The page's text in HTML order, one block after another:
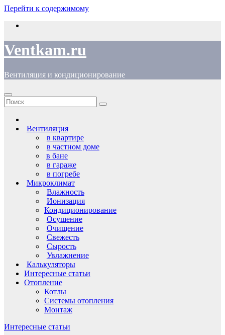
Перейти к содержимому
Ventkam.ru
Вентиляция и кондиционирование
Вентиляция
в квартире
в частном доме
в бане
в гараже
в погребе
Микроклимат
Влажность
Ионизация
Кондиционирование
Осушение
Очищение
Свежесть
Сырость
Увлажнение
Калькуляторы
Интересные статьи
Отопление
Котлы
Системы отопления
Монтаж
Интересные статьи